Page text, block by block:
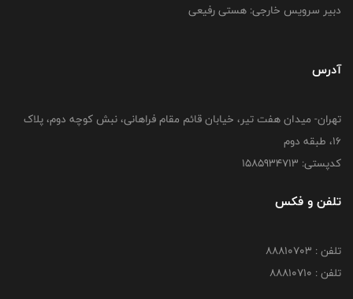
دبیر سرویس خارجی: هستی رفیعی
آدرس
تهران- میدان هفت تیر، خیابان قائم مقام فراهانی، نبش کوچه دوم، پلاک
16، طبقه دوم
کدپستی: 1585934713
تلفن و فکس
تلفن : 88810703
تلفن : 88810710